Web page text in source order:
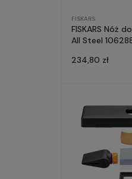
FISKARS
FISKARS Nóż
All Steel
234,80 zł